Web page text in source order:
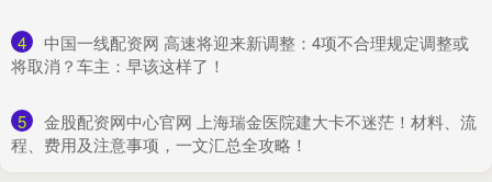
4
​中国一线配资网 高速将迎来新调整：4项不合理规定调整或
将取消？车主：早该这样了！
5
​金股配资网中心官网 上海瑞金医院建大卡不迷茫！材料、流
程、费用及注意事项，一文汇总全攻略！